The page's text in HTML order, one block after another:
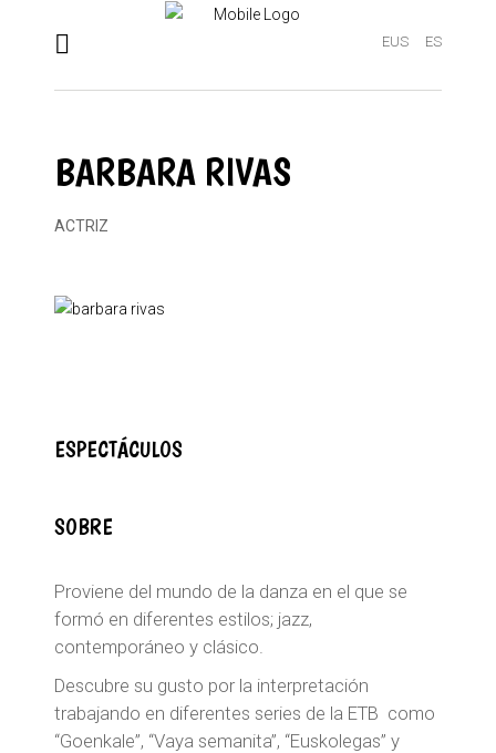
EUS ES
BARBARA RIVAS
ACTRIZ
ESPECTÁCULOS
SOBRE
Proviene del mundo de la danza en el que se
formó en diferentes estilos; jazz,
contemporáneo y clásico.
Descubre su gusto por la interpretación
trabajando en diferentes series de la ETB como
“Goenkale”, “Vaya semanita”, “Euskolegas” y